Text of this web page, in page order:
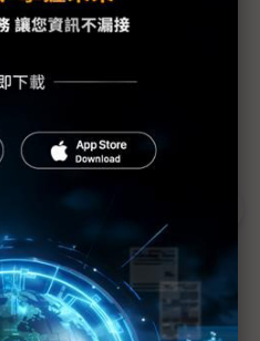
案，以滿足各種垂直
客戶僅需專注於其所擅
給具備誠信、效率與
端平台 智慧家庭